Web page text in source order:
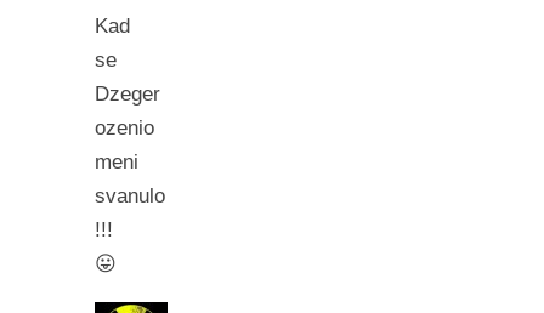
Kad
se
Dzeger
ozenio
meni
svanulo
!!!
😛